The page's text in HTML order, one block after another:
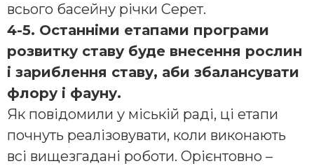
всього басейну річки Серет.
4-5. Останніми етапами програми
розвитку ставу буде внесення рослин
і зариблення ставу, аби збалансувати
флору і фауну.
Як повідомили у міській раді, ці етапи
почнуть реалізовувати, коли виконають
всі вищезгадані роботи. Орієнтовно –